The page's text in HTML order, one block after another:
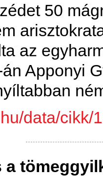
50
az
Apponyi
data/
a